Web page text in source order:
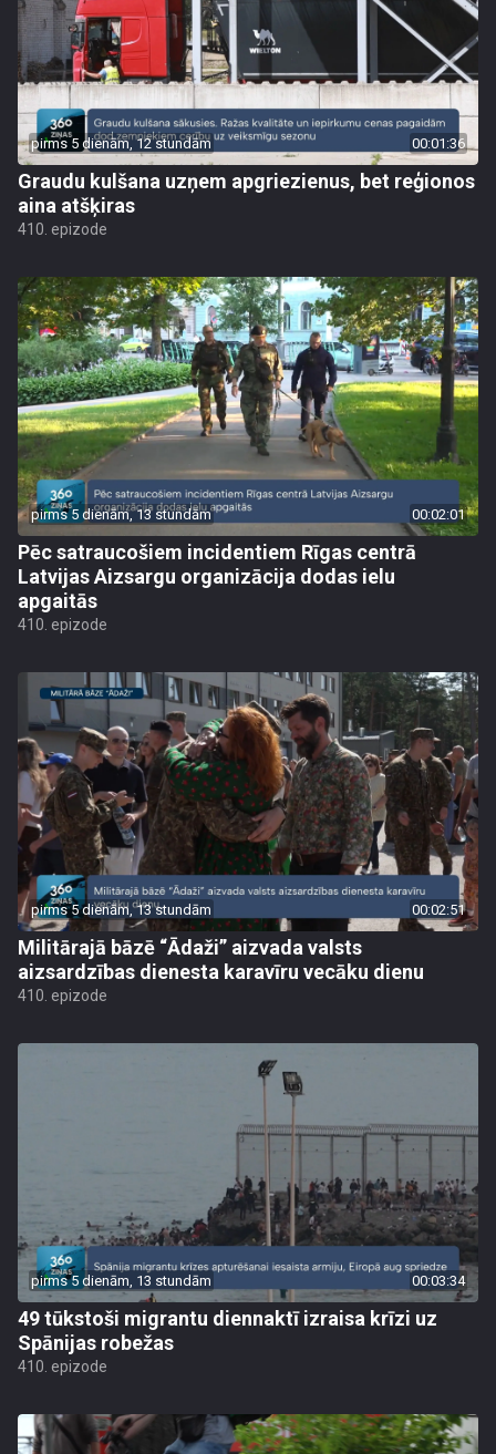
pirms 5 dienām, 12 stundām 00:01:36
Graudu kulšana uzņem apgriezienus, bet reģionos
aina atšķiras
410. epizode
pirms 5 dienām, 13 stundām 00:02:01
Pēc satraucošiem incidentiem Rīgas centrā
Latvijas Aizsargu organizācija dodas ielu
apgaitās
410. epizode
pirms 5 dienām, 13 stundām 00:02:51
Militārajā bāzē “Ādaži” aizvada valsts
aizsardzības dienesta karavīru vecāku dienu
410. epizode
pirms 5 dienām, 13 stundām 00:03:34
49 tūkstoši migrantu diennaktī izraisa krīzi uz
Spānijas robežas
410. epizode